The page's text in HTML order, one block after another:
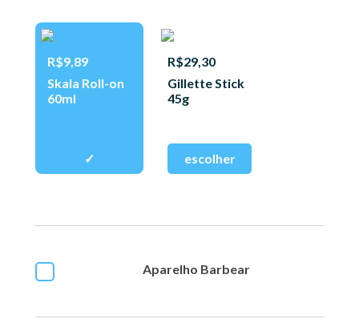
R$9,89
Skala Roll-on
60ml
R$29,30
Gillette Stick
45g
Aparelho Barbear